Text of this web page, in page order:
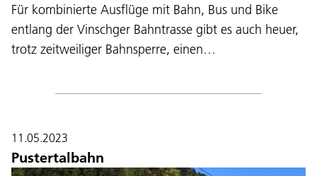
Für kombinierte Ausflüge mit Bahn, Bus und Bike
entlang der Vinschger Bahntrasse gibt es auch heuer,
trotz zeitweiliger Bahnsperre, einen…
11.05.2023
Pustertalbahn